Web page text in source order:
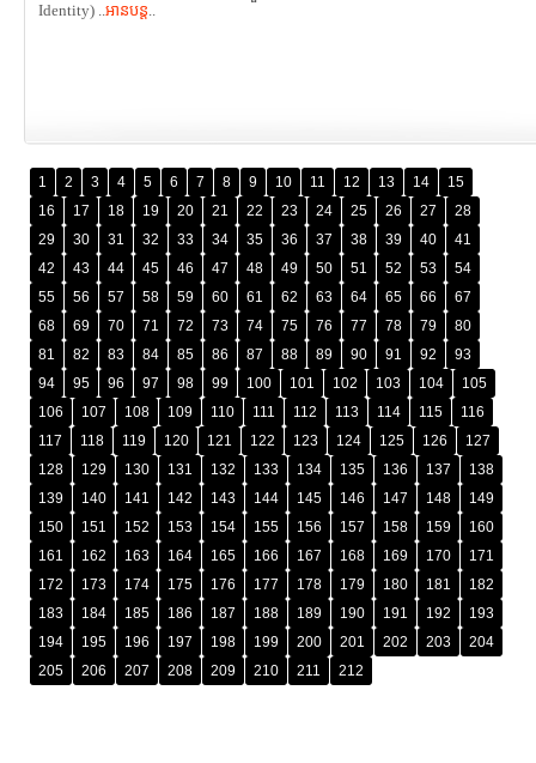
Identity) ..អានបន្ត..
1 2 3 4 5 6 7 8 9 10 11 12 13 14
15
16
17 18 19 20 21 22 23 24 25 26 27
28
29
30 31 32 33 34 35 36 37 38 39 40
41
42
43 44 45 46 47 48 49 50 51 52 53
54
55
56 57 58 59 60 61 62 63 64 65 66
67
68
69 70 71 72 73 74 75 76 77 78 79
80
81
82 83 84 85 86 87 88 89 90 91 92
93
94
95 96 97 98 99 100 101 102 103 104
105
106
107 108 109 110 111 112 113 114 115
116
117
118 119 120 121 122 123 124 125 126
127
128
129 130 131 132 133 134 135 136 137
138
139
140 141 142 143 144 145 146 147 148
149
150
151 152 153 154 155 156 157 158 159
160
161
162 163 164 165 166 167 168 169 170
171
172
173 174 175 176 177 178 179 180 181
182
183
184 185 186 187 188 189 190 191 192
193
194
195 196 197 198 199 200 201 202 203
204
205
206 207 208 209 210 211 212